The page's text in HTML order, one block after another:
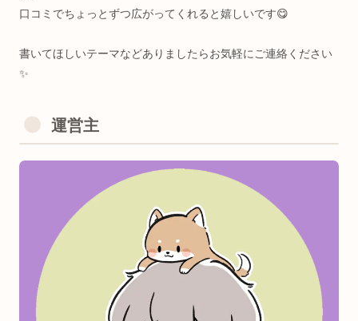
・日本語検定3級(謎に)
・基本情報技術者(午後問C/1ヶ月半)
・Python3認定基礎(🧸目当て)
・第二種電気工事士(電気風呂自作)
・乙種第4類危険物取扱者(ノリで)
・アロマテラピー検定1級(サウナhack)
・Google Cloud Generative AI Leader
＜好きなたべもの🍖＞
おにく
気に入った記事があれば、お友達にシェアして貰えると喜
運営主